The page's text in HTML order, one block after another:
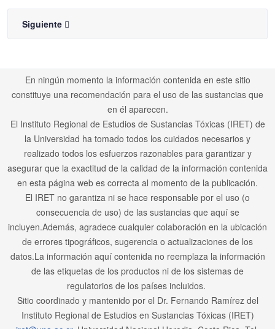
Siguiente
En ningún momento la información contenida en este sitio
constituye una recomendación para el uso de las sustancias que
en él aparecen.
El Instituto Regional de Estudios de Sustancias Tóxicas (IRET) de
la Universidad ha tomado todos los cuidados necesarios y
realizado todos los esfuerzos razonables para garantizar y
asegurar que la exactitud de la calidad de la información contenida
en esta página web es correcta al momento de la publicación.
El IRET no garantiza ni se hace responsable por el uso (o
consecuencia de uso) de las sustancias que aquí se
incluyen.Además, agradece cualquier colaboración en la ubicación
de errores tipográficos, sugerencia o actualizaciones de los
datos.La información aquí contenida no reemplaza la información
de las etiquetas de los productos ni de los sistemas de
regulatorios de los países incluidos.
Sitio coordinado y mantenido por el Dr. Fernando Ramírez del
Instituto Regional de Estudios en Sustancias Tóxicas (IRET)